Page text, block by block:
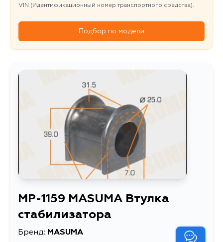
VIN (Идентификационный номер транспортного средства).
Подбор по модели
MP-1159 MASUMA Втулка
стабилизатора
Бренд: MASUMA